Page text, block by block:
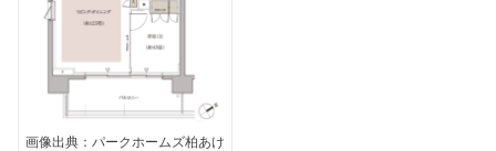
画像出典：パークホームズ柏あけ